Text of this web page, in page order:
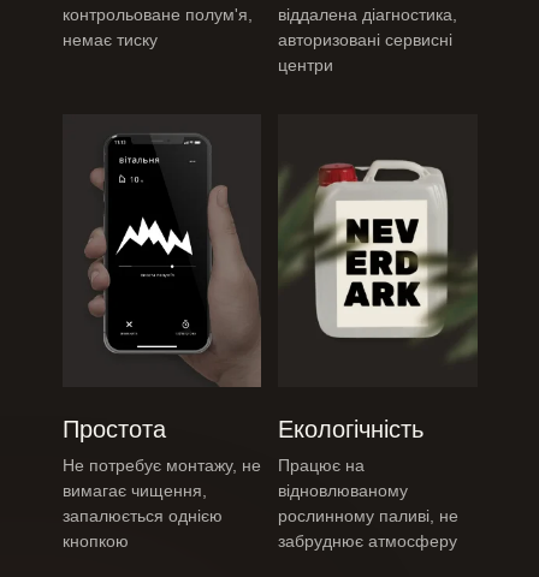
контрольоване полум'я,
немає тиску
віддалена діагностика,
авторизовані сервисні
центри
Простота
Не потребує монтажу, не
вимагає чищення,
запалюється однією
кнопкою
Екологічність
Працює на
відновлюваному
рослинному паливі, не
забруднює атмосферу